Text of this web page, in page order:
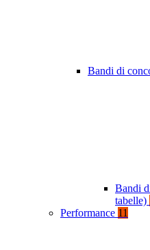
Bandi di
Bandi
tabelle)
Performance 11